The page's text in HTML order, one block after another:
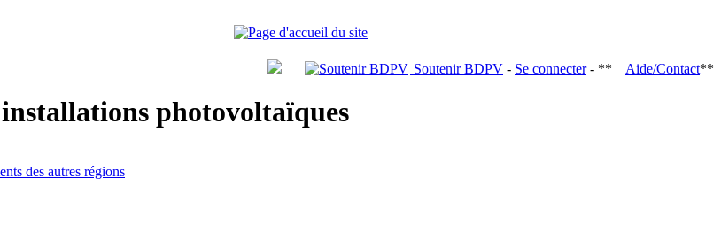
Soutenir BDPV - Se connecter- ** Aide/Contact**
photovoltaïques
des autres régions